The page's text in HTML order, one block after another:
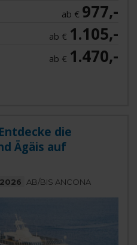
ab € 977,-
ab € 1.105,-
ab € 1.470,-
die
Ägäis auf
AB/BIS ANCONA